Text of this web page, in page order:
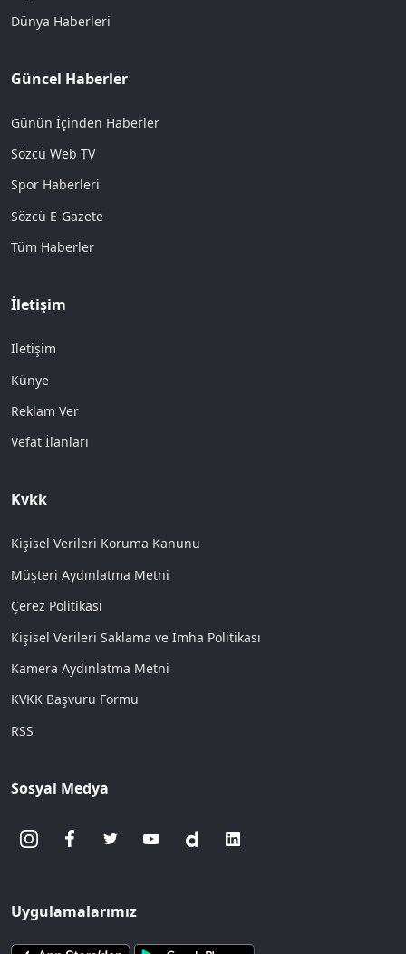
Dünya Haberleri
Güncel Haberler
Günün İçinden Haberler
Sözcü Web TV
Spor Haberleri
Sözcü E-Gazete
Tüm Haberler
İletişim
İletişim
Künye
Reklam Ver
Vefat İlanları
Kvkk
Kişisel Verileri Koruma Kanunu
Müşteri Aydınlatma Metni
Çerez Politikası
Kişisel Verileri Saklama ve İmha Politikası
Kamera Aydınlatma Metni
KVKK Başvuru Formu
RSS
Sosyal Medya
Uygulamalarımız